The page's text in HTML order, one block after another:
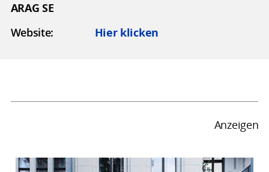
ARAG SE
Website:
Hier klicken
Anzeigen